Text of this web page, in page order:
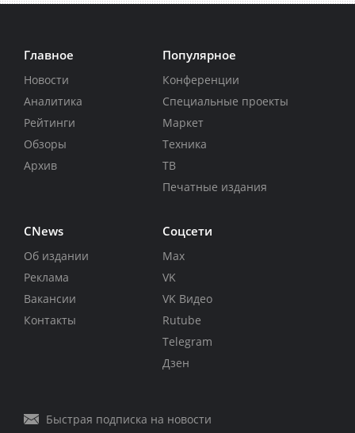
Главное
Новости
Аналитика
Рейтинги
Обзоры
Архив
Популярное
Конференции
Специальные проекты
Маркет
Техника
ТВ
Печатные издания
CNews
Об издании
Реклама
Вакансии
Контакты
Соцсети
Max
VK
VK Видео
Rutube
Telegram
Дзен
Быстрая подписка на новости